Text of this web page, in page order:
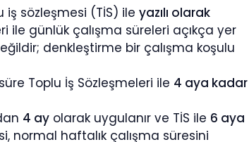
sözleşmesi (TİS) ile yazılı olarak
ile günlük çalışma süreleri açıkça yer
denkleştirme bir çalışma koşulu
Toplu İş Sözleşmeleri ile 4 aya kadar
4 ay olarak uygulanır ve TİS ile 6 aya
normal haftalık çalışma süresini